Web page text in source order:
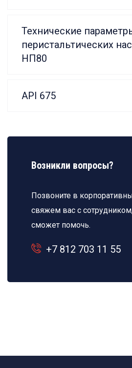
Технические
перистальтических
НП80
API 675
Возникли вопросы?
Позвоните в
свяжем вас с
сможет помочь.
+7 812 703 11 55